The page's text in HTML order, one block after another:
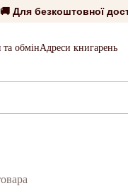
🚚 Для безкоштовної
обмінАдреси книгарень